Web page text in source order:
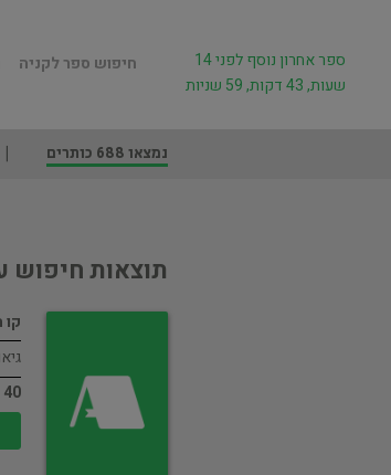
חיפוש ספר לקניה
ספר אחרון נוסף לפני 14
שעות, 43 דקות, 59 שניות
נמצאו 688 כותרים
תוצאות חיפוש
קו
40 ₪